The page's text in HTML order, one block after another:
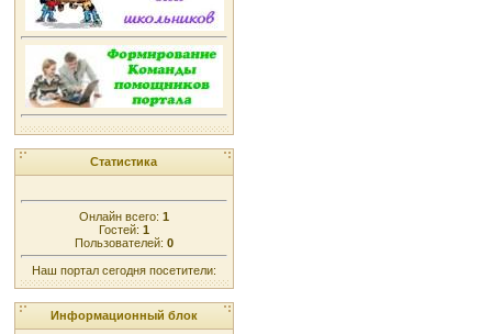
Статистика
Онлайн всего: 1
Гостей: 1
Пользователей: 0
Наш портал сегодня посетители:
Информационный блок